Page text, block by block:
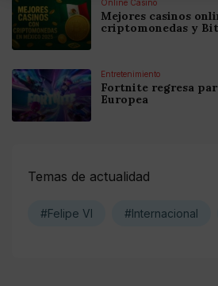
Online Casino
Mejores casinos
criptomonedas y
Entretenimiento
Fortnite regresa
Europea
Temas de actualidad
#Felipe VI #Internacional